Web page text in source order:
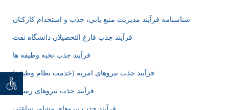
توان
شناسنامه فرآیند مديريت منبع يابي، جذب و استخدام كاركنان
فرآیند جذب فارغ التحصیلان دانشگاه نفت
فرآیند جذب نخبه وظیفه ها
فرآیند جذب نیروهای امریه (خدمت نظام وطیفه)
فرآیند جذب نیروهای رسمی